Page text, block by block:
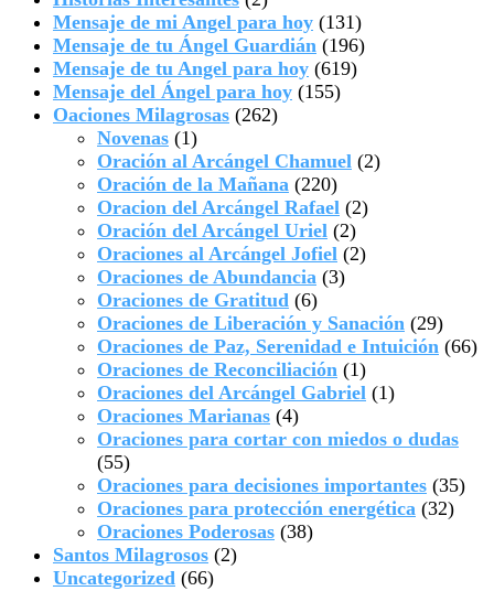
Mensaje de mi Angel para hoy (131)
Mensaje de tu Ángel Guardián (196)
Mensaje de tu Angel para hoy (619)
Mensaje del Ángel para hoy (155)
Oaciones Milagrosas (262)
Novenas (1)
Oración al Arcángel Chamuel (2)
Oración de la Mañana (220)
Oracion del Arcángel Rafael (2)
Oración del Arcángel Uriel (2)
Oraciones al Arcángel Jofiel (2)
Oraciones de Abundancia (3)
Oraciones de Gratitud (6)
Oraciones de Liberación y Sanación (29)
Oraciones de Paz, Serenidad e Intuición (66)
Oraciones de Reconciliación (1)
Oraciones del Arcángel Gabriel (1)
Oraciones Marianas (4)
Oraciones para cortar con miedos o dudas
(55)
Oraciones para decisiones importantes (35)
Oraciones para protección energética (32)
Oraciones Poderosas (38)
Santos Milagrosos (2)
Uncategorized (66)